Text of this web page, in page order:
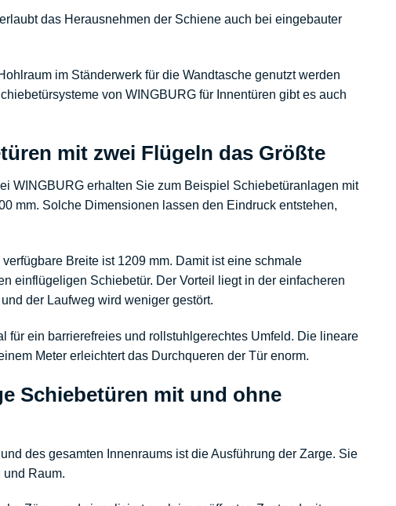
das Herausnehmen der Schiene auch bei eingebauter
im Ständerwerk für die Wandtasche genutzt werden
von WINGBURG für Innentüren gibt es auch
mit zwei Flügeln das Größte
WINGBURG erhalten Sie zum Beispiel Schiebetüranlagen mit
mm. Solche Dimensionen lassen den Eindruck entstehen,
Breite ist 1209 mm. Damit ist eine schmale
einflügeligen Schiebetür. Der Vorteil liegt in der einfacheren
der Laufweg wird weniger gestört.
für ein barrierefreies und rollstuhlgerechtes Umfeld. Die lineare
Meter erleichtert das Durchqueren der Tür enorm.
Schiebetüren mit und ohne
des gesamten Innenraums ist die Ausführung der Zarge. Sie
und Raum.